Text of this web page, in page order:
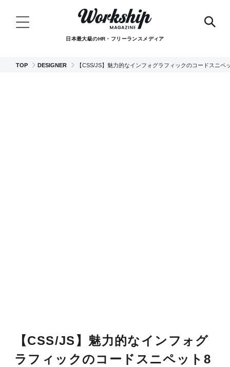
日本最大級のHR・フリーランスメディア
TOP DESIGNER 【CSS/JS】魅力的なインフォグラフィックのコードスニペ
【CSS/JS】魅力的なインフォグ
ラフィックのコードスニペット8